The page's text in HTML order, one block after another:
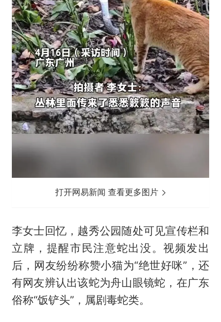
打开网易新闻 查看更多图片
李女士回忆，越秀公园随处可见宣传栏和
立牌，提醒市民注意蛇出没。视频发出
后，网友纷纷称赞小猫为“绝世好咪”，还
有网友辨认出该蛇为舟山眼镜蛇，在广东
俗称“饭铲头”，属剧毒蛇类。